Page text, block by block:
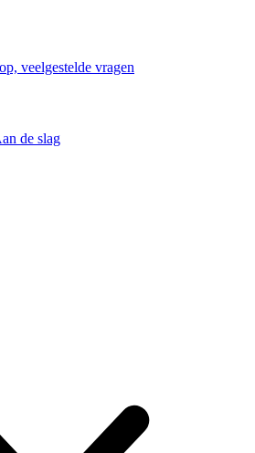
veelgestelde vragen
de slag